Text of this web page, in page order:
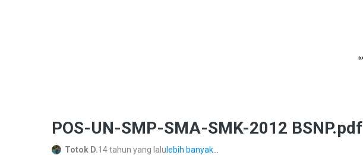
POS-UN-SMP-SMA-SMK-2012 BSNP.pdf
Totok D.14 tahun yang lalu lebih banyak...